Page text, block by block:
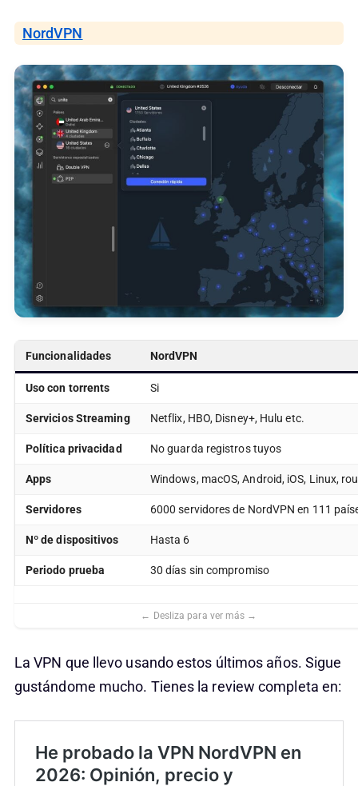
NordVPN
Funcionalidades NordVPN
Uso con torrents Si
Servicios Streaming Netflix, HBO, Disney+, Hulu etc.
Política privacidad No guarda registros tuyos
Apps Windows, macOS, Android, iOS, Linux,
Servidores 6000 servidores de NordVPN en 111
Nº de dispositivos Hasta 6
Periodo prueba 30 días sin compromiso
La VPN que llevo usando estos últimos años. Sigue
gustándome mucho. Tienes la review completa en: